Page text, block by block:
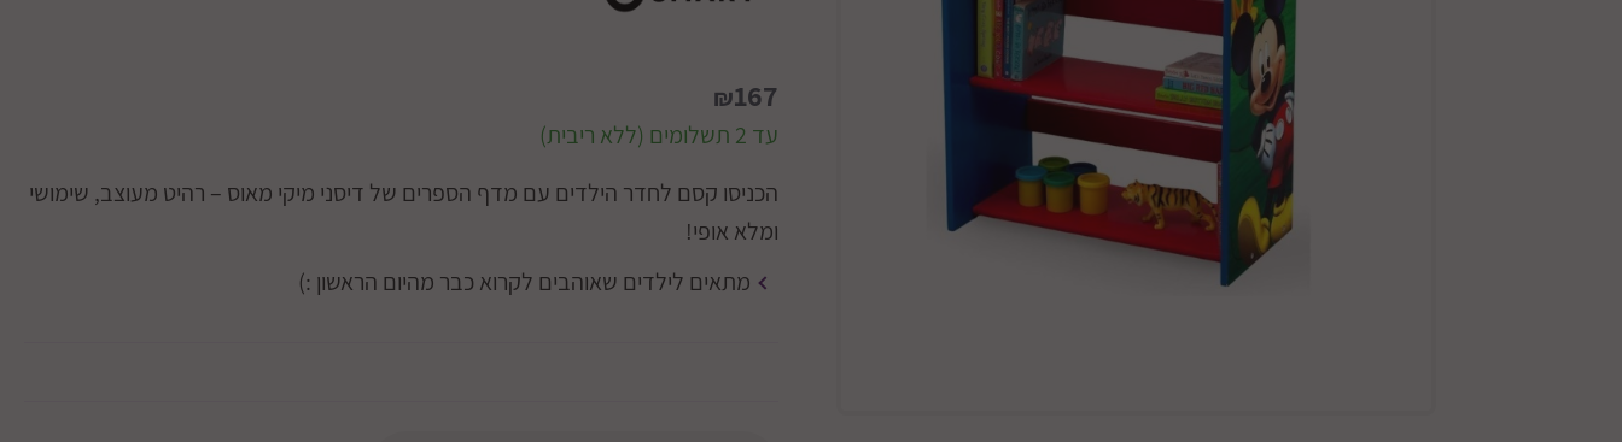
₪167
עד 2 תשלומים (ללא ריבית)
הכניסו קסם לחדר הילדים עם מדף הספרים של דיסני מיקי מאוס – רהיט מעוצב, שימושי
ומלא אופי!
מתאים לילדים שאוהבים לקרוא כבר מהיום הראשון :)